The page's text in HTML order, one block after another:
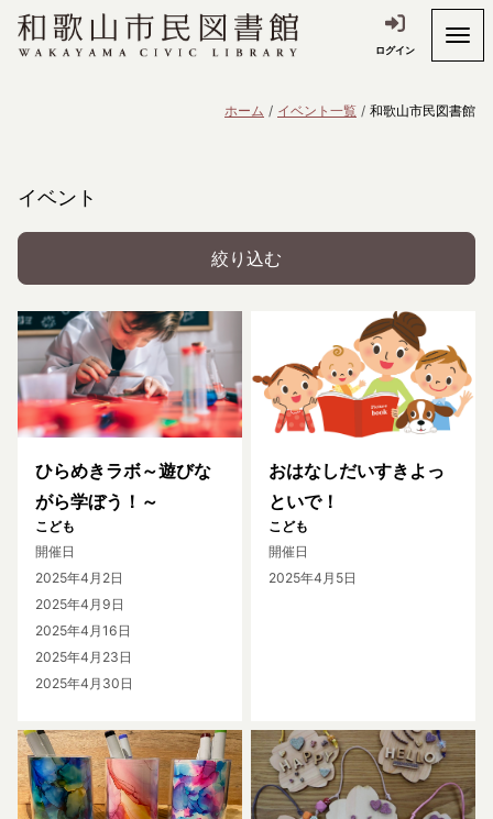
ログイン
ホーム イベント一覧 和歌山市民図書館
イベント
絞り込む
ひらめきラボ～遊びな
がら学ぼう！～
こども
開催日
2025年4月2日
2025年4月9日
2025年4月16日
2025年4月23日
2025年4月30日
おはなしだいすきよっ
といで！
こども
開催日
2025年4月5日